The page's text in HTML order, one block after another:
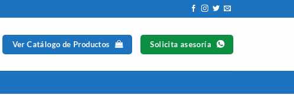
Ver Catálogo de Productos Solicita asesoría